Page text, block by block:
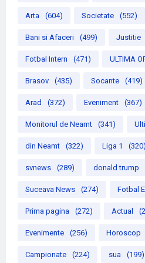
Arta (604) Societate (552)
Bani si Afaceri (499) Justitie
Fotbal Intern (471) ULTIMA
Brasov (435) Socante (419)
Arad (372) Eveniment (367)
Monitorul de Neamt (341)
din Neamt (322) Liga 1 (320)
svnews (289) donald trump
Suceava News (274) Fotbal
Prima pagina (272) Actual
Evenimente (256) Horoscop
Campionate (224) sua (199)